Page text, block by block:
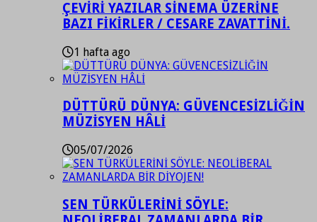
ÇEVİRİ YAZILAR SİNEMA ÜZERİNE
BAZI FİKİRLER / CESARE ZAVATTİNİ.
1 hafta ago
DÜTTÜRÜ DÜNYA: GÜVENCESİZLİĞİN
MÜZİSYEN HÂLİ
05/07/2026
SEN TÜRKÜLERİNİ SÖYLE: